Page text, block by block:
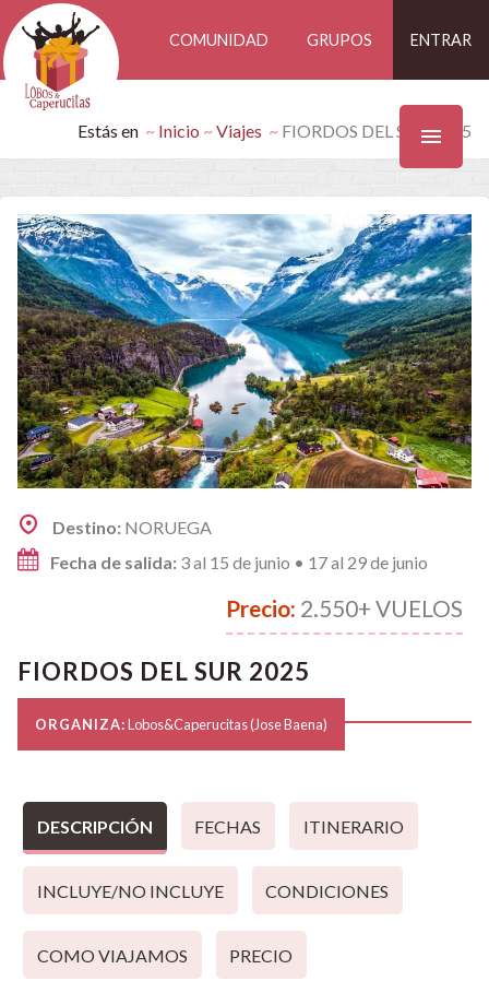
COMUNIDAD GRUPOS ENTRAR
Estás en Inicio Viajes FIORDOS DEL SUR 2025
Destino: NORUEGA
Fecha de salida: 3 al 15 de junio • 17 al 29 de junio
Precio: 2.550+ VUELOS
FIORDOS DEL SUR 2025
ORGANIZA:Lobos&Caperucitas (Jose Baena)
DESCRIPCIÓN FECHAS ITINERARIO
INCLUYE/NO INCLUYE CONDICIONES
COMO VIAJAMOS PRECIO